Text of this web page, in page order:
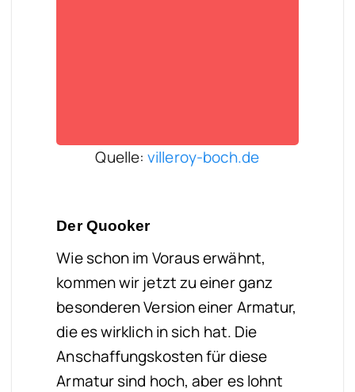
Quelle:villeroy-boch.de
Der Quooker
Wie schon im Voraus erwähnt,
kommen wir jetzt zu einer ganz
besonderen Version einer Armatur,
die es wirklich in sich hat. Die
Anschaffungskosten für diese
Armatur sind hoch, aber es lohnt